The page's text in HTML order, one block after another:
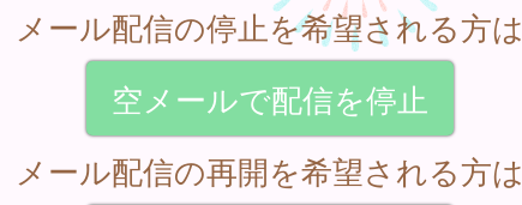
メール配信の停止を希望される方は
空メールで配信を停止
メール配信の再開を希望される方は